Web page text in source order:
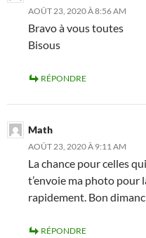
AOÛT 23, 2020 À 8:56 AM
Bravo à vous toutes
Bisous
RÉPONDRE
Math
AOÛT 23, 2020 À 9:11 AM
La chance pour celles
t’envoie ma photo pour
rapidement. Bon
RÉPONDRE